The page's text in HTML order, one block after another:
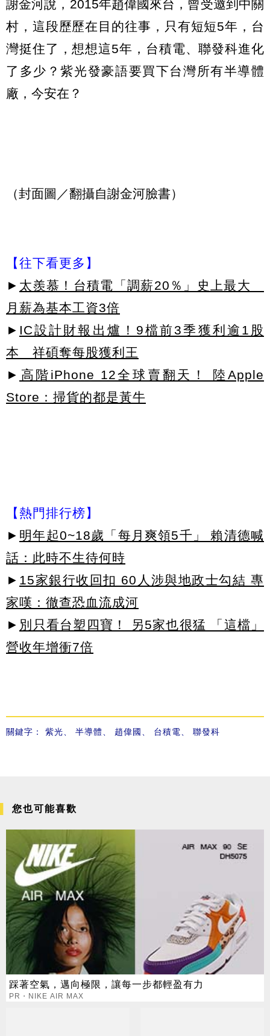
謝金河說，2015年趙偉國來台，曾受邀到中關
村，這段歷歷在目的往事，只有短短5年，台
灣挺住了，想想這5年，台積電、聯發科進化
了多少？紫光發豪語要買下台灣所有半導體
廠，今安在？
（封面圖／翻攝自謝金河臉書）
【往下看更多】
► 太羨慕！台積電「調薪20％」史上最大
月薪為基本工資3倍
► IC設計財報出爐！9檔前3季獲利逾1股
本 祥碩奪每股獲利王
► 高階iPhone 12全球賣翻天！ 陸Apple
Store：掃貨的都是黃牛
【熱門排行榜】
► 明年起0~18歲「每月爽領5千」 賴清德喊
話：此時不生待何時
► 15家銀行收回扣 60人涉與地政士勾結 專
家嘆：徹查恐血流成河
► 別只看台塑四寶！ 另5家也很猛 「這檔」
營收年增衝7倍
關鍵字： 紫光 半導體 趙偉國 台積電 聯發科
您也可能喜歡
踩著空氣，邁向極限，讓每一步都輕盈有力
PR・NIKE AIR MAX